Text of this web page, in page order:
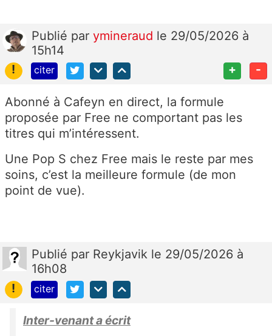
Publié par ymineraud le 29/05/2026 à
15h14
!
citer + -
Abonné à Cafeyn en direct, la formule
proposée par Free ne comportant pas les
titres qui m’intéressent.
Une Pop S chez Free mais le reste par mes
soins, c’est la meilleure formule (de mon
point de vue).
Publié par Reykjavik le 29/05/2026 à
16h08
!
citer
Inter-venant a écrit